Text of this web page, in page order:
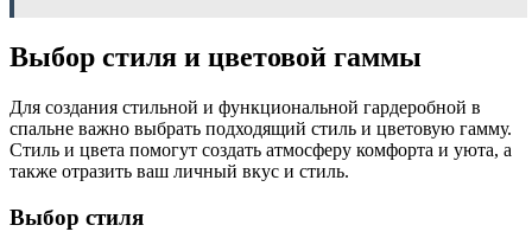
Выбор стиля и цветовой гаммы
Для создания стильной и функциональной гардеробной в
спальне важно выбрать подходящий стиль и цветовую гамму.
Стиль и цвета помогут создать атмосферу комфорта и уюта, а
также отразить ваш личный вкус и стиль.
Выбор стиля